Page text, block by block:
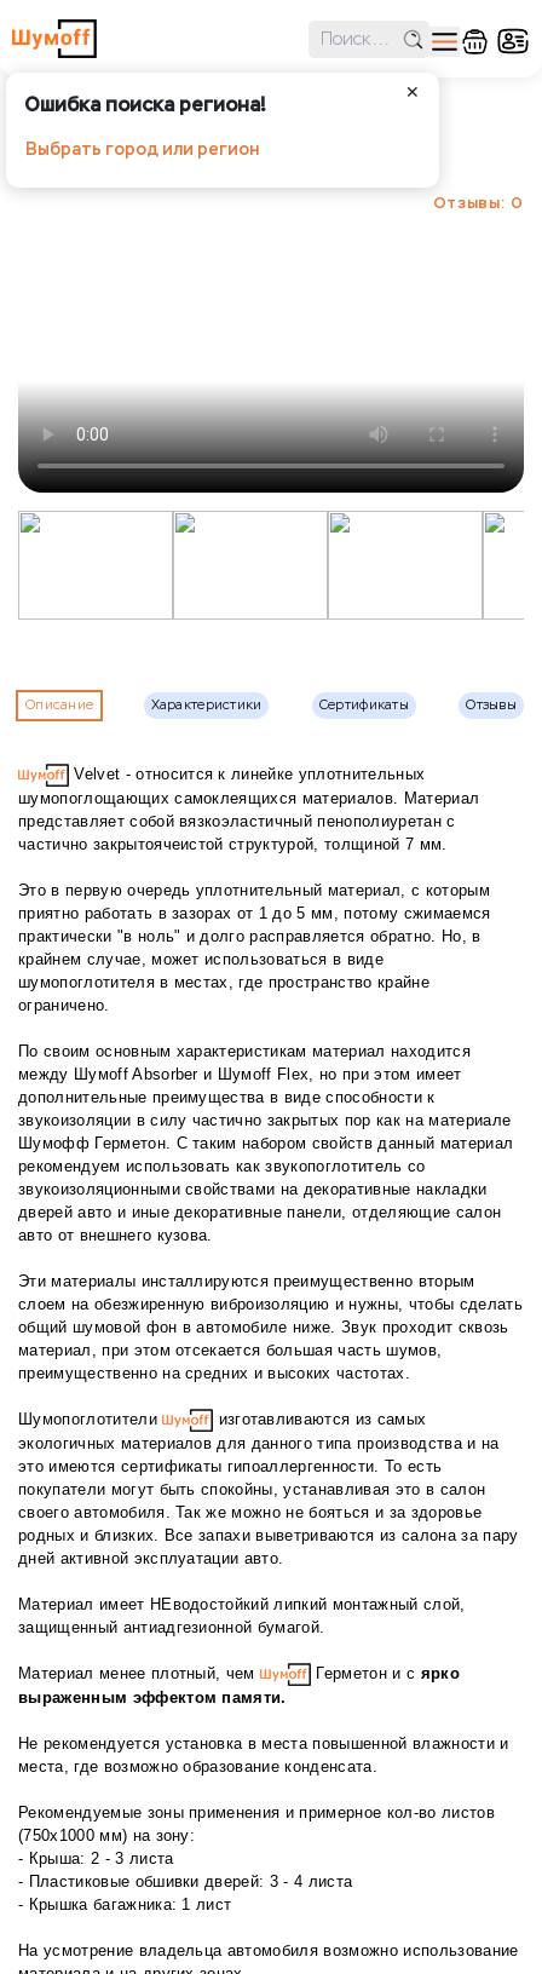
✕
Ошибка поиска региона!
Выбрать город или регион
Отзывы: 0
Описание Характеристики Сертификаты Отзывы
Velvet - относится к линейке уплотнительных
шумопоглощающих самоклеящихся материалов. Материал
представляет собой вязкоэластичный пенополиуретан с
частично закрытоячеистой структурой, толщиной 7 мм.
Это в первую очередь уплотнительный материал, с которым
приятно работать в зазорах от 1 до 5 мм, потому сжимаемся
практически "в ноль" и долго расправляется обратно. Но, в
крайнем случае, может использоваться в виде
шумопоглотителя в местах, где пространство крайне
ограничено.
По своим основным характеристикам материал находится
между Шумоff Absorber и Шумоff Flex, но при этом имеет
дополнительные преимущества в виде способности к
звукоизоляции в силу частично закрытых пор как на материале
Шумофф Герметон. С таким набором свойств данный материал
рекомендуем использовать как звукопоглотитель со
звукоизоляционными свойствами на декоративные накладки
дверей авто и иные декоративные панели, отделяющие салон
авто от внешнего кузова.
Эти материалы инсталлируются преимущественно вторым
слоем на обезжиренную виброизоляцию и нужны, чтобы сделать
общий шумовой фон в автомобиле ниже. Звук проходит сквозь
материал, при этом отсекается большая часть шумов,
преимущественно на средних и высоких частотах.
Шумопоглотители
изготавливаются из самых
экологичных материалов для данного типа производства и на
это имеются сертификаты гипоаллергенности. То есть
покупатели могут быть спокойны, устанавливая это в салон
своего автомобиля. Так же можно не бояться и за здоровье
родных и близких. Все запахи выветриваются из салона за пару
дней активной эксплуатации авто.
Материал имеет НЕводостойкий липкий монтажный слой,
защищенный антиадгезионной бумагой.
Материал менее плотный, чем Герметон и с ярко
выраженным эффектом памяти.
Не рекомендуется установка в места повышенной влажности и
места, где возможно образование конденсата.
Рекомендуемые зоны применения и примерное кол-во листов
(750х1000 мм) на зону:
- Крыша: 2 - 3 листа
- Пластиковые обшивки дверей: 3 - 4 листа
- Крышка багажника: 1 лист
На усмотрение владельца автомобиля возможно использование